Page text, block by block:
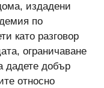
издадени
по
като разговор
ограничаване
дадете добър
относно